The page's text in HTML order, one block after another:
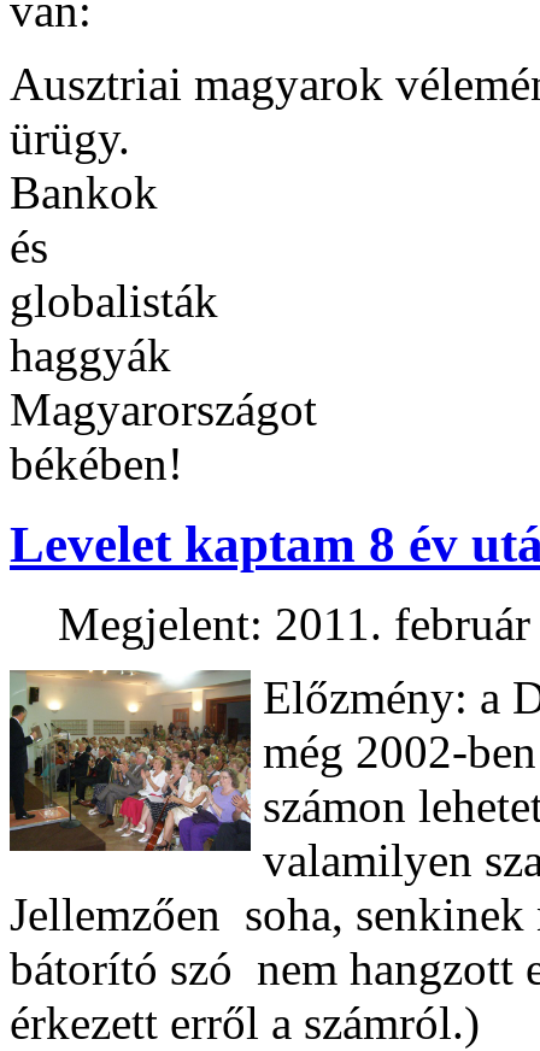
Ausztriai magyarok
ürügy.
Bankok
és
globalisták
haggyák
Magyarországot
békében!
Levelet kaptam 8 év
Megjelent: 2011.
Előzmény: a
még 2002-
számon
valamilyen
Jellemzően soha,
bátorító szó nem hangzott
érkezett erről a számról.)